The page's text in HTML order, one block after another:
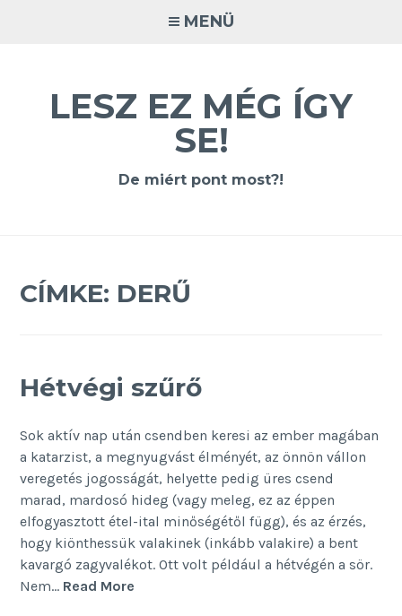
MENÜ
LESZ EZ MÉG ÍGY
SE!
De miért pont most?!
CÍMKE: DERŰ
Hétvégi szűrő
Sok aktív nap után csendben keresi az ember magában
a katarzist, a megnyugvást élményét, az önnön vállon
veregetés jogosságát, helyette pedig üres csend
marad, mardosó hideg (vagy meleg, ez az éppen
elfogyasztott étel-ital minőségétől függ), és az érzés,
hogy kiönthessük valakinek (inkább valakire) a bent
kavargó zagyvalékot. Ott volt például a hétvégén a sör.
Nem… Read More